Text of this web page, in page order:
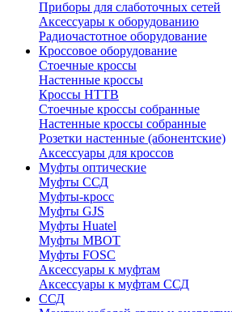
Приборы для слаботочных сетей
Аксессуары к оборудованию
Радиочастотное оборудование
Кроссовое оборудование
Стоечные кроссы
Настенные кроссы
Кроссы HTTB
Стоечные кроссы собранные
Настенные кроссы собранные
Розетки настенные (абонентские)
Аксессуары для кроссов
Муфты оптические
Муфты ССД
Муфты-кросс
Муфты GJS
Муфты Huatel
Муфты МВОТ
Муфты FOSC
Аксессуары к муфтам
Аксессуары к муфтам ССД
ССД